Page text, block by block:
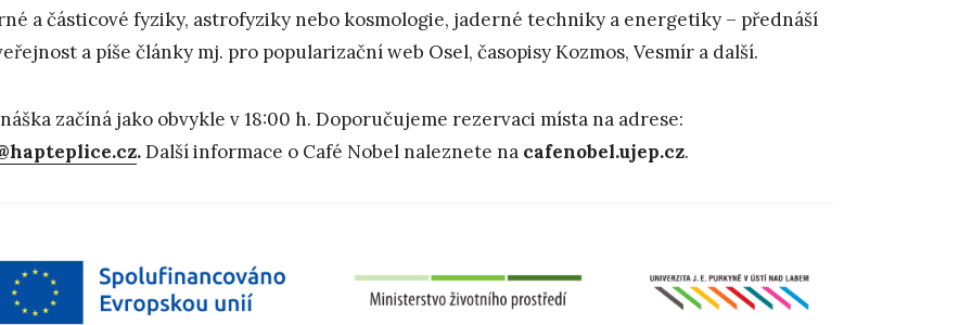
a částicové fyziky, astrofyziky nebo kosmologie, jaderné techniky a energetiky – přednáší
a píše články mj. pro popularizační web Osel, časopisy Kozmos, Vesmír a další.
začíná jako obvykle v 18:00 h. Doporučujeme rezervaci místa na adrese:
.Další informace o Café Nobel naleznete na cafenobel.ujep.cz.